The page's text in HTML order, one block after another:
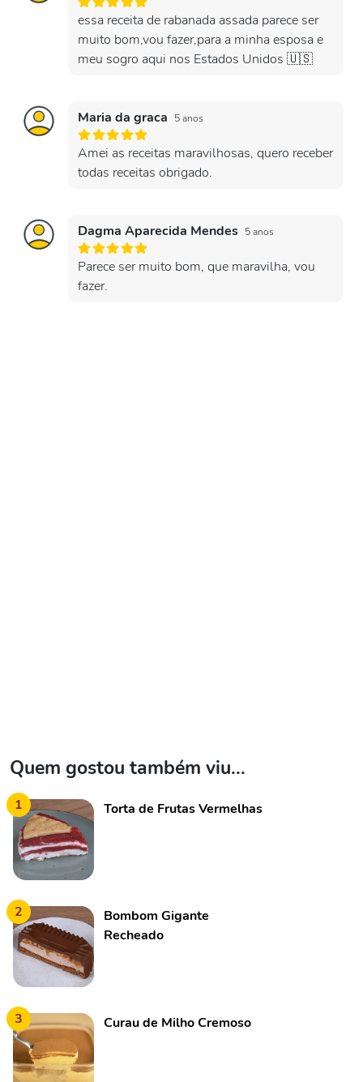
essa receita de rabanada assada parece ser
muito bom,vou fazer,para a minha esposa e
meu sogro aqui nos Estados Unidos 🇺🇸
Maria da graca 5 anos
Amei as receitas maravilhosas, quero receber
todas receitas obrigado.
Dagma Aparecida Mendes 5 anos
Parece ser muito bom, que maravilha, vou
fazer.
Quem gostou também viu...
1 Torta de Frutas Vermelhas
2
Bombom Gigante
Recheado
3 Curau de Milho Cremoso